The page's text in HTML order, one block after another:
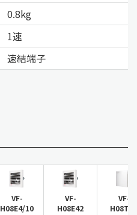
0.8kg
1速
速結端子
VF-
H08E4/10
VF-
H08E42
VF-